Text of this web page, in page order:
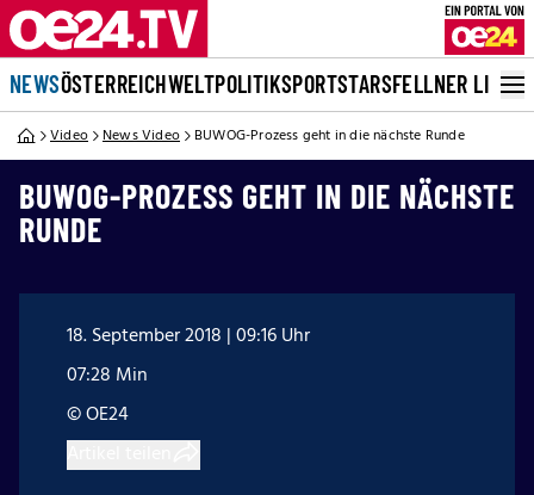
NEWSÖSTERREICHWELTPOLITIKSPORTSTARSFELLNER LIVE
Video News Video BUWOG-Prozess geht in die nächste Runde
BUWOG-PROZESS GEHT IN DIE NÄCHSTE
RUNDE
18. September 2018 | 09:16 Uhr
07:28 Min
© OE24